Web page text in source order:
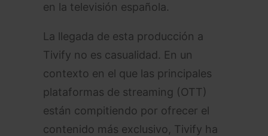
en la televisión española.
La llegada de esta producción a
Tivify no es casualidad. En un
contexto en el que las principales
plataformas de streaming (OTT)
están compitiendo por ofrecer el
contenido más exclusivo, Tivify ha